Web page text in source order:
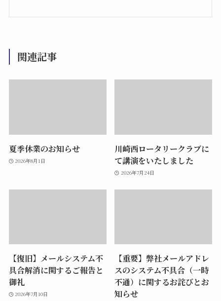
関連記事
夏季休業のお知らせ
2026年8月1日
川崎西ロータリークラブに
て講演をいたしました
2026年7月24日
【復旧】メールシステム不
具合解消に関するご報告と
御礼
2026年7月10日
【重要】弊社メールアドレ
スのシステム不具合（一時
不通）に関するお詫びとお
知らせ